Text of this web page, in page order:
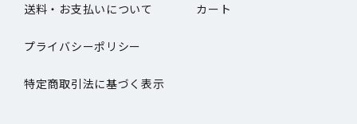
送料・お支払いについて カート
プライバシーポリシー
特定商取引法に基づく表示